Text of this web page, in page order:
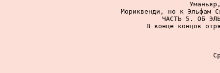
Мориквенди, но к Эльфам
ЧАСТЬ 5. ОБ
В конце концов